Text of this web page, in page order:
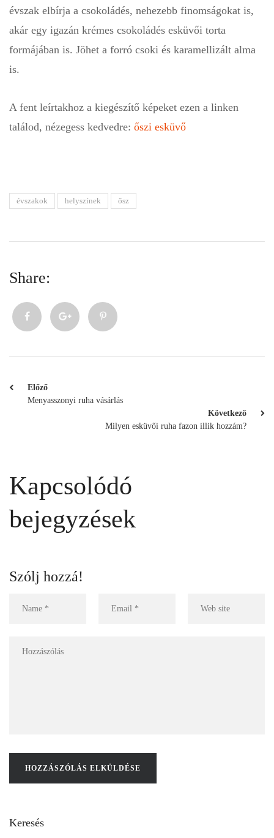
évszak elbírja a csokoládés, nehezebb finomságokat is,
akár egy igazán krémes csokoládés esküvői torta
formájában is. Jöhet a forró csoki és karamellizált alma
is.
A fent leírtakhoz a kiegészítő képeket ezen a linken
találod, nézegess kedvedre: őszi esküvő
évszakok helyszínek ősz
Share:
Előző
Menyasszonyi ruha vásárlás
Következő
Milyen esküvői ruha fazon illik hozzám?
Kapcsolódó
bejegyzések
Szólj hozzá!
Keresés